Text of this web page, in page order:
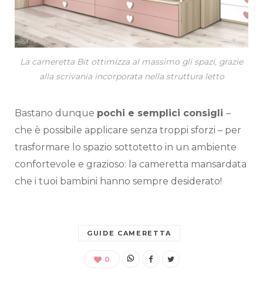
La cameretta Bit ottimizza al massimo gli spazi, grazie
alla scrivania incorporata nella struttura letto
Bastano dunque pochi e semplici consigli –
che è possibile applicare senza troppi sforzi – per
trasformare lo spazio sottotetto in un ambiente
confortevole e grazioso: la cameretta mansardata
che i tuoi bambini hanno sempre desiderato!
GUIDE CAMERETTA
0